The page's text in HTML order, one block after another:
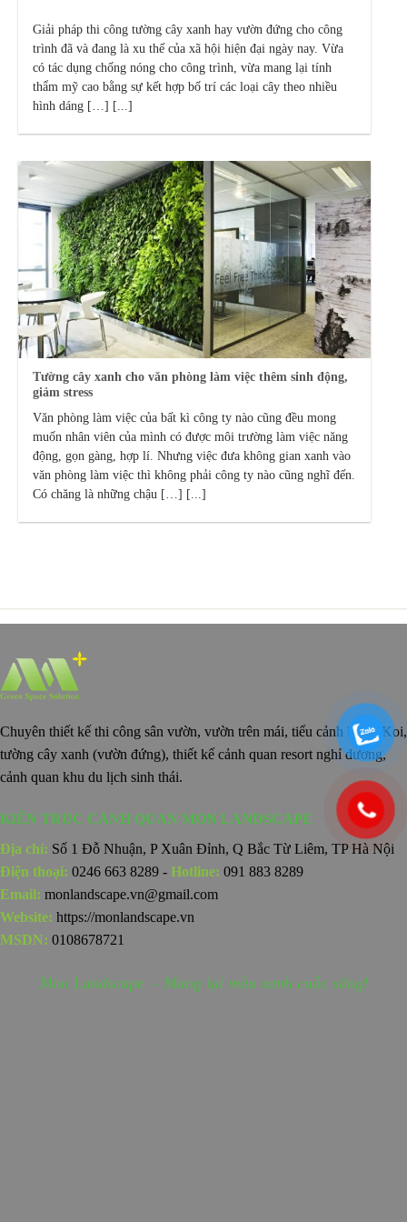
Giải pháp thi công tường cây xanh hay vườn đứng cho công
trình đã và đang là xu thế của xã hội hiện đại ngày nay. Vừa
có tác dụng chống nóng cho công trình, vừa mang lại tính
thẩm mỹ cao bằng sự kết hợp bố trí các loại cây theo nhiều
hình dáng […] [...]
Tường cây xanh cho văn phòng làm việc thêm sinh động,
giảm stress
Văn phòng làm việc của bất kì công ty nào cũng đều mong
muốn nhân viên của mình có được môi trường làm việc năng
động, gọn gàng, hợp lí. Nhưng việc đưa không gian xanh vào
văn phòng làm việc thì không phải công ty nào cũng nghĩ đến.
Có chăng là những chậu […] [...]
Chuyên thiết kế thi công sân vườn, vườn trên mái, tiểu cảnh hồ cá Koi,
tường cây xanh (vườn đứng), thiết kế cảnh quan resort nghỉ dưỡng,
cảnh quan khu du lịch sinh thái.
KIẾN TRÚC CẢNH QUAN MON LANDSCAPE
Địa chỉ: Số 1 Đỗ Nhuận, P Xuân Đỉnh, Q Bắc Từ Liêm, TP Hà Nội
Điện thoại: 0246 663 8289 - Hotline: 091 883 8289
Email: monlandscape.vn@gmail.com
Website: https://monlandscape.vn
MSDN: 0108678721
Mon Landscape - Mang lại màu xanh cuộc sống!